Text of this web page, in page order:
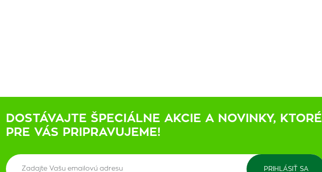
DOSTÁVAJTE ŠPECIÁLNE AKCIE A NOVINKY, KTORÉ
PRE VÁS PRIPRAVUJEME!